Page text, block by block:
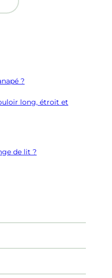
?
long, étroit et
de lit ?